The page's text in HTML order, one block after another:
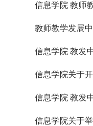
信息学院 教师
教师教学发展
信息学院 教发
信息学院关于
信息学院 教发
信息学院关于